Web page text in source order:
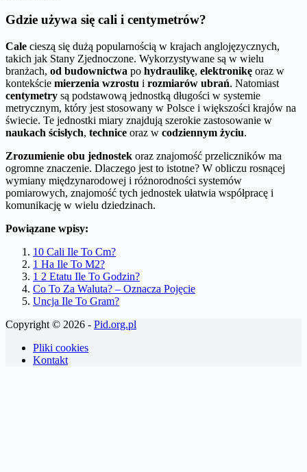
Gdzie używa się cali i centymetrów?
Cale cieszą się dużą popularnością w krajach anglojęzycznych,
takich jak Stany Zjednoczone. Wykorzystywane są w wielu
branżach, od budownictwa po hydraulikę, elektronikę oraz w
kontekście mierzenia wzrostu i rozmiarów ubrań. Natomiast
centymetry są podstawową jednostką długości w systemie
metrycznym, który jest stosowany w Polsce i większości krajów na
świecie. Te jednostki miary znajdują szerokie zastosowanie w
naukach ścisłych, technice oraz w codziennym życiu.
Zrozumienie obu jednostek oraz znajomość przeliczników ma
ogromne znaczenie. Dlaczego jest to istotne? W obliczu rosnącej
wymiany międzynarodowej i różnorodności systemów
pomiarowych, znajomość tych jednostek ułatwia współpracę i
komunikację w wielu dziedzinach.
Powiązane wpisy:
10 Cali Ile To Cm?
1 Ha Ile To M2?
1 2 Etatu Ile To Godzin?
Co To Za Waluta? – Oznacza Pojęcie
Uncja Ile To Gram?
Copyright © 2026 - Pid.org.pl
Pliki cookies
Kontakt